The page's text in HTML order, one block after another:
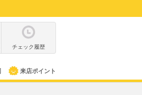
チェック履歴
来店ポイント